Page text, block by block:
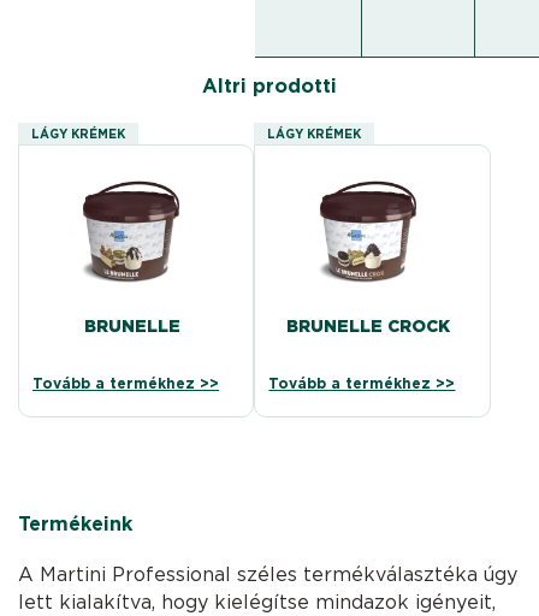
Altri prodotti
LÁGY KRÉMEK
BRUNELLE
Tovább a termékhez >>
LÁGY KRÉMEK
BRUNELLE CROCK
Tovább a termékhez >>
Termékeink
A Martini Professional széles termékválasztéka úgy
lett kialakítva, hogy kielégítse mindazok igényeit,